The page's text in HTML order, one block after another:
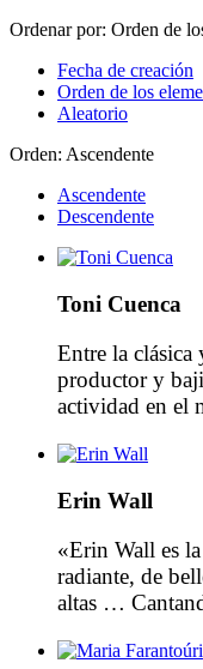
Ordenar por: Orden de
Fecha de creación
Orden de los
Aleatorio
Orden: Ascendente
Ascendente
Descendente
Toni Cuenca
Entre la
productor y
actividad en el
conjunto con
Cuenca estudió
Sabadell,
Erin Wall
«Erin Wall es
radiante, de
altas …
gran demanda